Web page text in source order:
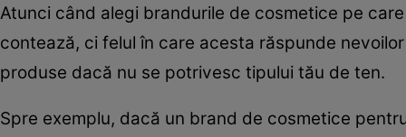
Atunci când alegi brandurile de cosmetice pe
contează, ci felul în care acesta răspunde
produse dacă nu se potrivesc tipului tău de ten.
Spre exemplu, dacă un brand de cosmetice